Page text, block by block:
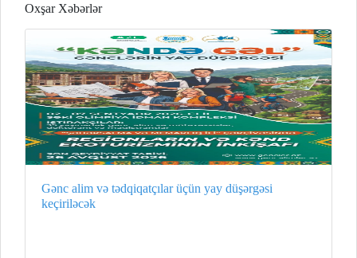
Oxşar Xəbərlər
Gənc alim və tədqiqatçılar üçün yay düşərgəsi
keçiriləcək